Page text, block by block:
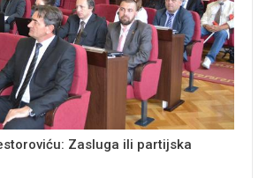
Zasluga ili partijska